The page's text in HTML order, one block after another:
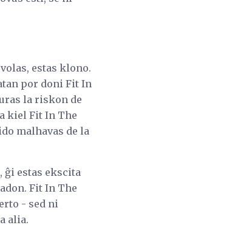
estas klono.
por doni Fit In
la riskon de
kiel Fit In The
malhavas de la
ĝi estas ekscita
Fit In The
- sed ni
alia.